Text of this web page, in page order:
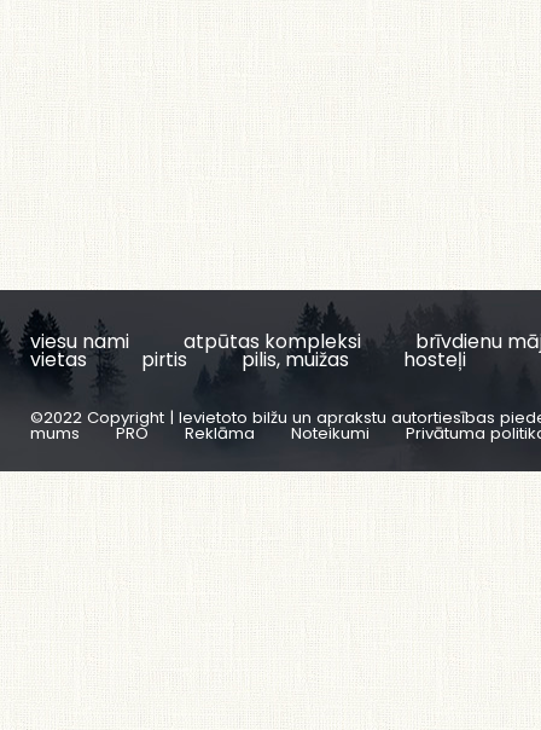
viesu nami atpūtas kompleksi brīvdienu
vietas pirtis pilis, muižas hosteļi
©2022 Copyright | Ievietoto bilžu un aprakstu autortiesības
mums PRO Reklāma Noteikumi Privātuma